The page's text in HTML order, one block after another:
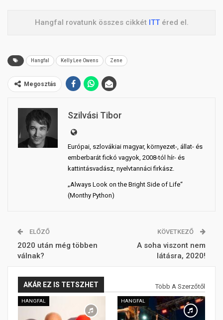
Hangfal rovatunk összes cikkét ITT éred el.
Hangfal Kelly Lee Owens Zene
Megosztás
Szilvási Tibor
Európai, szlovákiai magyar, környezet-, állat- és
emberbarát fickó vagyok, 2008-tól hír- és
kattintásvadász, nyelvtannáci firkász.
„Always Look on the Bright Side of Life“
(Monthy Python)
ELŐZŐ
2020 után még többen
válnak?
KÖVETKEZŐ
A soha viszont nem
látásra, 2020!
AKÁR EZ IS TETSZHET Több A Szerzőtől
HANGFAL HANGFAL